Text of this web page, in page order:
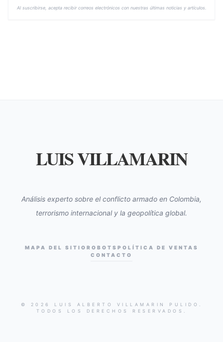
Al suscribirse, acepta recibir correos electrónicos con nuestras últimas noticias y artículos.
LUIS VILLAMARIN
Análisis experto sobre el conflicto armado en Colombia,
terrorismo internacional y la geopolítica global.
MAPA DEL SITIO ROBOTS POLÍTICA DE VENTAS
CONTACTO
© 2026 LUIS ALBERTO VILLAMARIN PULIDO.
TODOS LOS DERECHOS RESERVADOS.